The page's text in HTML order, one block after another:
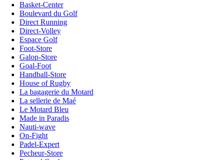
Basket-Center
Boulevard du Golf
Direct Running
Direct-Volley
Espace Golf
Foot-Store
Galop-Store
Goal-Foot
Handball-Store
House of Rugby
La bagagerie du Motard
La sellerie de Maé
Le Motard Bleu
Made in Paradis
Nauti-wave
On-Fight
Padel-Expert
Pecheur-Store